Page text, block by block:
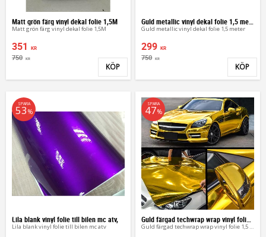
Matt grön färg vinyl dekal folie 1,5M
Matt grön färg vinyl dekal folie 1,5M
351 KR
750 KR
Lägg till i favoriter
KÖP
Guld metallic vinyl dekal folie 1,5 meter
299 KR
750 KR
KÖP
Lila blank vinyl folie till bilen mc atv,
Lila blank vinyl folie till bilen mc atv
SPARA
53 %
Guld färgad techwrap wrap vinyl folie 1,5 meter
Guld färgad techwrap wrap vinyl folie 1,5 meter
SPARA
47%